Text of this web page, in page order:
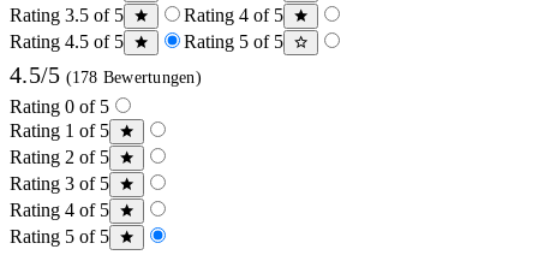
Rating 3.5 of 5
Rating 4 of 5
Rating 4.5 of 5
Rating 5 of 5
4.5/5 (178 Bewertungen)
Rating 0 of 5
Rating 1 of 5
Rating 2 of 5
Rating 3 of 5
Rating 4 of 5
Rating 5 of 5